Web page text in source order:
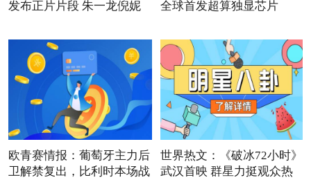
发布正片片段 朱一龙倪妮
全球首发超算独显芯片
欧青赛情报：葡萄牙主力后
卫解禁复出，比利时本场战
世界热文：《破冰72小时》
武汉首映 群星力挺观众热